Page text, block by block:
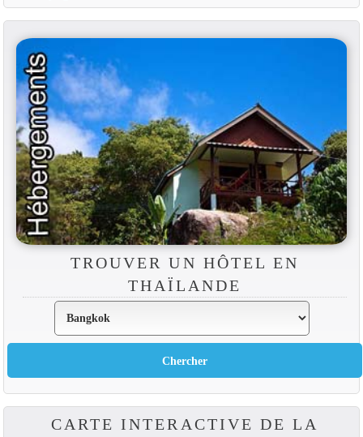
TROUVER UN HÔTEL EN
THAÏLANDE
CARTE INTERACTIVE DE LA